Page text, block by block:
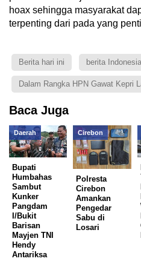
hoax sehingga masyarakat
terpenting dari pada yang
Berita hari ini berita Indonesia
Dalam Rangka HPN Gawat Kepri
Baca Juga
Daerah
Bupati
Humbahas
Sambut
Kunker
Pangdam
I/Bukit
Barisan
Mayjen TNI
Hendy
Antariksa
Cirebon
Polresta
Cirebon
Amankan
Pengedar
Sabu di
Losari